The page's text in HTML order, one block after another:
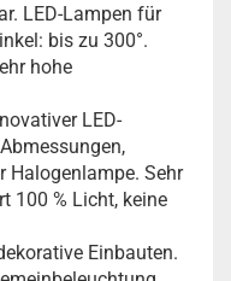
LED-Lampen für
bis zu 300°.
hohe
LED-
Halogenlampe. Sehr
100 % Licht, keine
Einbauten.